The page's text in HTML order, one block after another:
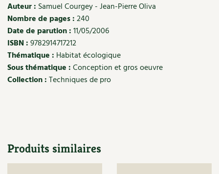
Matériaux écologiques
Énergie
Gestion de l’eau
Appels à témoignage
Bonnes adresses
Liste des pépiniéristes
Auteur : Samuel Courgey - Jean-Pierre Oliva
Nombre de pages :240
Date de parution :11/05/2006
ISBN :9782914717212
Thématique : Habitat écologique
Sous thématique :Conception et gros oeuvre
Collection :Techniques de pro
Produits similaires